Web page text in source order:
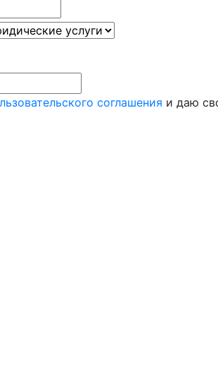
соглашения и даю